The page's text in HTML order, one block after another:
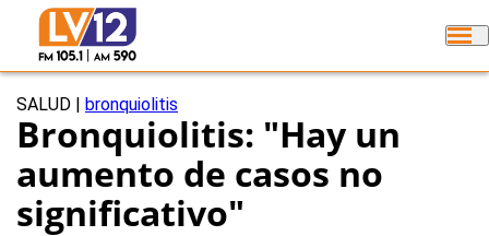
SALUD bronquiolitis
Bronquiolitis: "Hay un
aumento de casos no
significativo"